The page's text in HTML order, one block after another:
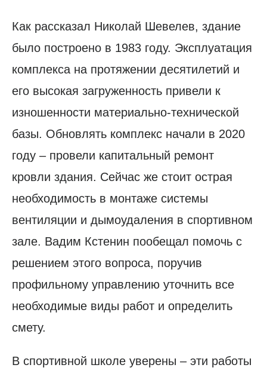
Как рассказал Николай Шевелев, здание
было построено в 1983 году. Эксплуатация
комплекса на протяжении десятилетий и
его высокая загруженность привели к
изношенности материально-технической
базы. Обновлять комплекс начали в 2020
году – провели капитальный ремонт
кровли здания. Сейчас же стоит острая
необходимость в монтаже системы
вентиляции и дымоудаления в спортивном
зале. Вадим Кстенин пообещал помочь с
решением этого вопроса, поручив
профильному управлению уточнить все
необходимые виды работ и определить
смету.
В спортивной школе уверены – эти работы